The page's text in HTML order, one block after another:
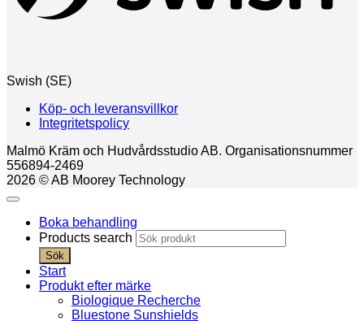
Swish (SE)
Köp- och leveransvillkor
Integritetspolicy
Malmö Kräm och Hudvårdsstudio AB. Organisationsnummer
556894-2469
2026 © AB Moorey Technology
Boka behandling
Products search
Sök
Start
Produkt efter märke
Biologique Recherche
Bluestone Sunshields